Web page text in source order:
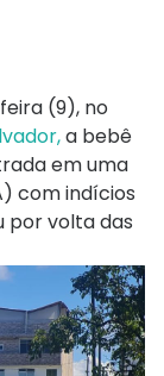
(9), no
a bebê
em uma
com indícios
por volta das